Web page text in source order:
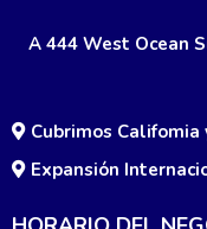
A 444 West Ocean
Cubrimos Califomia
Expansión